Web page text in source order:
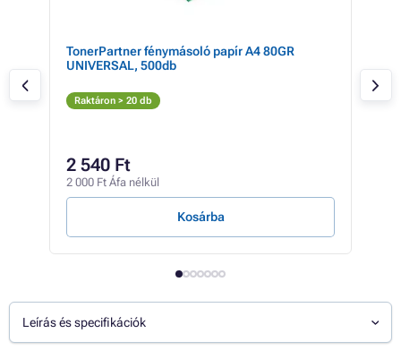
TonerPartner fénymásoló papír A4 80GR
UNIVERSAL, 500db
Raktáron > 20 db
2 540 Ft
2 000 Ft Áfa nélkül
Kosárba
Leírás és specifikációk